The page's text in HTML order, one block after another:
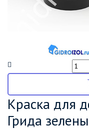
Краска для
Грида